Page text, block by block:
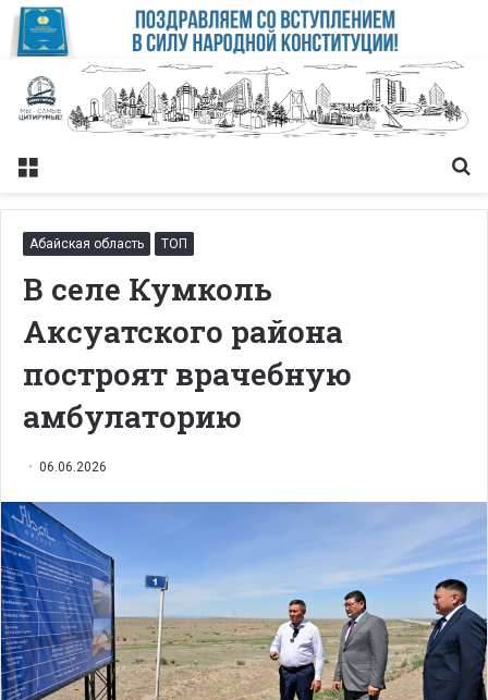
Меню
Абайская область ТОП
В селе Кумколь
Аксуатского района
построят врачебную
амбулаторию
06.06.2026